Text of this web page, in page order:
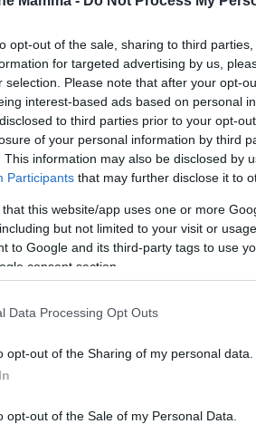
opt-out of the sale, sharing to third
for targeted advertising by us,
selection. Please note that after your opt-
interest-based ads based on personal
to third parties prior to your opt-
of your personal information by third
This information may also be disclosed by
Participants that may further disclose it to
that this website/app uses one or more
but not limited to your visit or
to Google and its third-party tags to use
consent section.
Data Processing Opt Outs
opt-out of the Sharing of my personal data.
opt-out of the Sale of my Personal Data.
evento è dedicato a
precoce e a fornire
circa 600.000 persone in